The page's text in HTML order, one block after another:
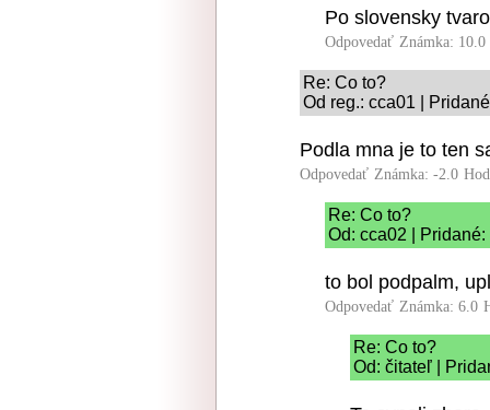
Po slovensky
Odpovedať Známka: 10.0
Re: Co to?
Od reg.: cca01 |
Podla mna je to ten
Odpovedať Známka: -2.0
Re: Co to?
Od: cca02 |
to bol podpalm,
Odpovedať Známka: 6.0
Re: Co to?
Od: čitateľ |